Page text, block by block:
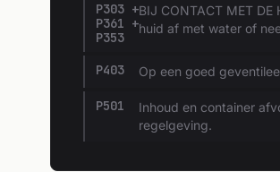
P303 +
P361 +
P353
BIJ CONTACT MET
huid af met water of
P403 Op een goed
P501
Inhoud en container
regelgeving.